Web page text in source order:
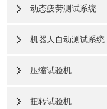
动态疲劳测试系统
机器人自动测试系统
压缩试验机
扭转试验机